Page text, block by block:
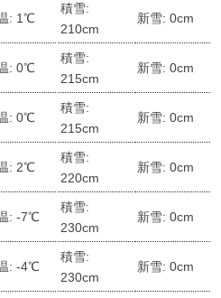
: 1℃
積雪:
210cm
新雪: 0cm
: 0℃
積雪:
215cm
新雪: 0cm
: 0℃
積雪:
215cm
新雪: 0cm
: 2℃
積雪:
220cm
新雪: 0cm
: -7℃
積雪:
230cm
新雪: 0cm
: -4℃
積雪:
230cm
新雪: 0cm